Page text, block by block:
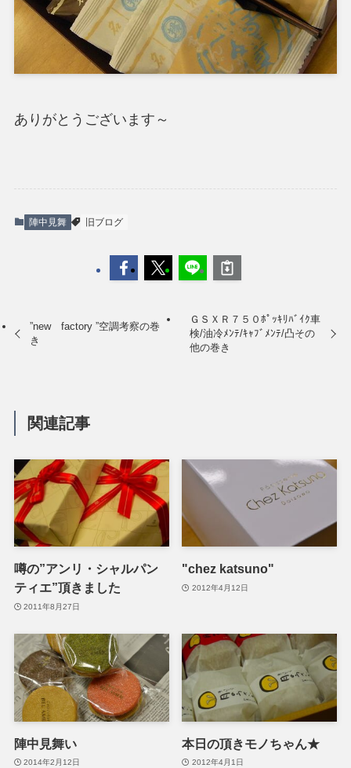
ありがとうございます～
陣中見舞 旧ブログ
”new factory ”空調考察の巻
き
ＧＳＸＲ７５０ﾎﾟｯｷﾘﾊﾞｲｸ車
検/油冷ﾒﾝﾃ/ｷｬﾌﾞﾒﾝﾃ/凸その
他の巻き
関連記事
噂の”アンリ・シャルパン
ティエ”頂きました
2011年8月27日
"chez katsuno"
2012年4月12日
陣中見舞い
2014年2月12日
本日の頂きモノちゃん★
2012年4月1日